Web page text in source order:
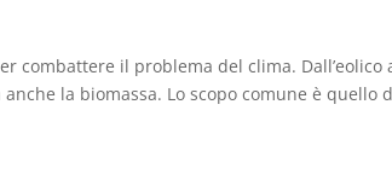
combattere il problema del clima. Dall’eolico
la biomassa. Lo scopo comune è quello